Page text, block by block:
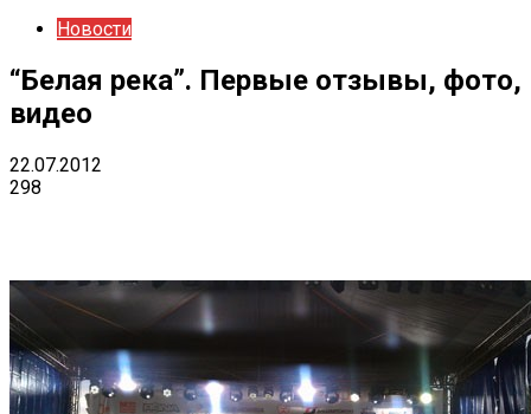
Новости
“Белая река”. Первые отзывы, фото,
видео
22.07.2012
298